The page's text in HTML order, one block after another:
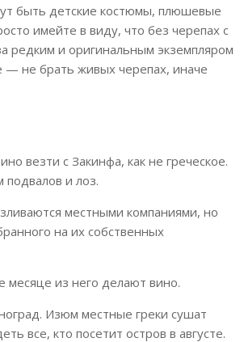
быть детские костюмы, плюшевые
имейте в виду, что без черепах с
редким и оригинальным экземпляром
— не брать живых черепах, иначе
везти с Закинфа, как не греческое.
подвалов и лоз.
местными компаниями, но
на их собственных
месяце из него делают вино.
Изюм местные греки сушат
все, кто посетит остров в августе.